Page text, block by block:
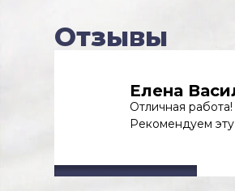
Отзывы
Елена
Отличная
Рекомендуем